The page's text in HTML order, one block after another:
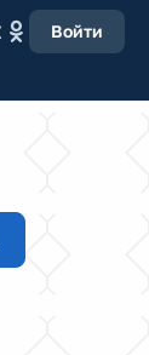
Войти